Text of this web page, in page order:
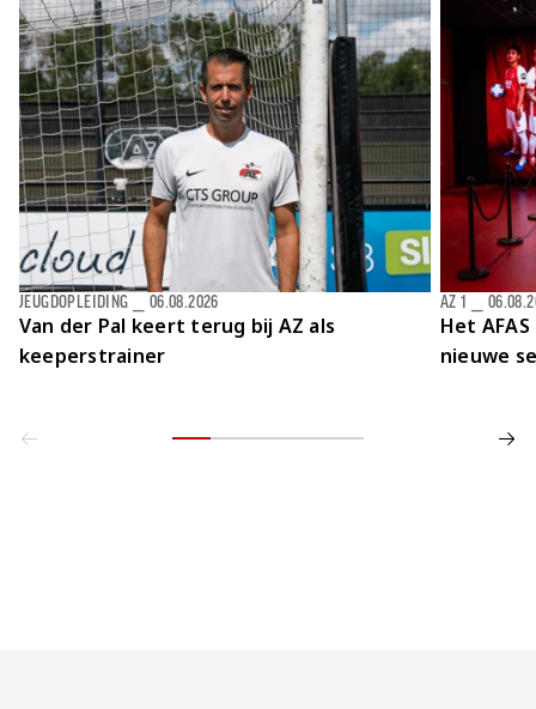
Van der Pal keert terug bij AZ als
keeperstrainer
JEUGDOPLEIDING 06.08.2026
Het
nieuwe
AZ 1